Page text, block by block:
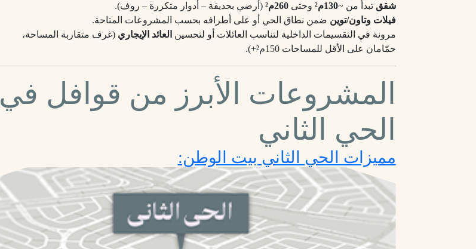
شقق تبدأ من ~130م² وحتى260م²
(أرضي بحديقة – أدوار متكررة – روف).
فيلات وتاون/توين ضمن نطاق الحي أو على أطرافه بحسب المشروعات المتاحة.
مرونة في التقسيمات الداخلية لتناسب العائلات أو لتحسين العائد الإيجاري (غرف متقاربة المساحة،
حمّامان على الأقل للمساحات 150م²+).
المشروعات الأبرز من قوافل في
الحي الثاني
مميزات الحي الثاني بيت الوطن: